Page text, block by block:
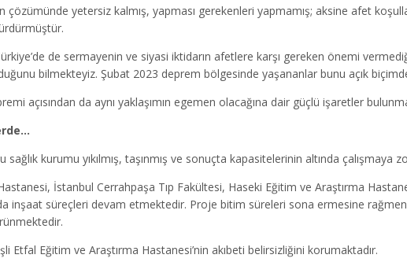
çözümünde yetersiz kalmış, yapması gerekenleri yapmamış; aksine afet
de sermayenin ve siyasi iktidarın afetlere karşı gereken önemi
bilmekteyiz. Şubat 2023 deprem bölgesinde yaşananlar bunu açık
açısından da aynı yaklaşımın egemen olacağına dair güçlü işaretler
sağlık kurumu yıkılmış, taşınmış ve sonuçta kapasitelerinin altında çalışmaya
İstanbul Cerrahpaşa Tıp Fakültesi, Haseki Eğitim ve Araştırma
inşaat süreçleri devam etmektedir. Proje bitim süreleri sona ermesine
Etfal Eğitim ve Araştırma Hastanesi’nin akıbeti belirsizliğini korumaktadır.